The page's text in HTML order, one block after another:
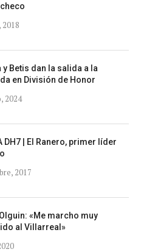
y Betis dan la salida a la
en División de Honor
2024
DH7 | El Ranero, primer líder
2017
«Me marcho muy
al Villarreal»